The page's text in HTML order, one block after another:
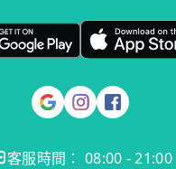
客服時間： 08:00 - 21:00